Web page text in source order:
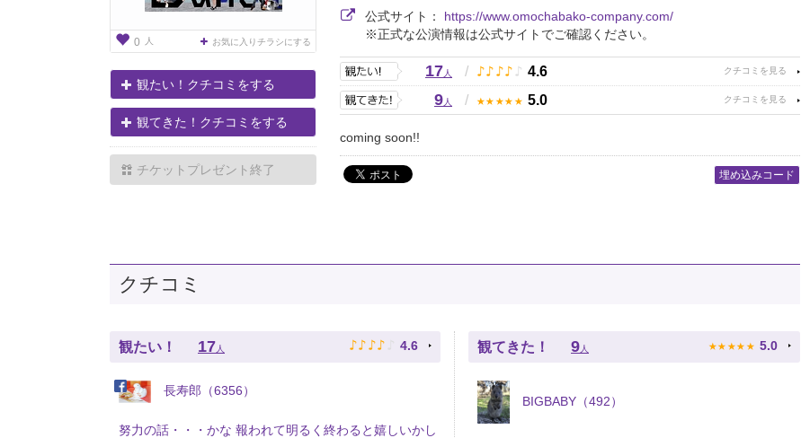
0 人 お気に入りチラシにする
観たい！クチコミをする
観てきた！クチコミをする
チケットプレゼント終了
公式サイト： https://www.omochabako-company.com/
※正式な公演情報は公式サイトでご確認ください。
17人 / ♪ ♪ ♪ ♪ ♪ 4.6
9人 / ★ ★ ★ ★ ★ 5.0
coming soon!!
埋め込みコード
クチコミ
観たい！ 17 人 ♪ ♪ ♪ ♪ ♪ 4.6
長寿郎（6356）
努力の話・・・かな 報われて明るく終わると嬉しいかし
観てきた！ 9 人 ★ ★ ★ ★ ★ 5.0
BIGBABY（492）